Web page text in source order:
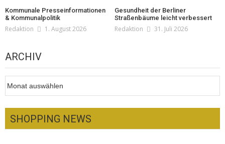
Kommunale Presseinformationen
& Kommunalpolitik
Redaktion 1. August 2026
Gesundheit der Berliner
Straßenbäume leicht verbessert
Redaktion 31. Juli 2026
ARCHIV
SHOPPING NEWS